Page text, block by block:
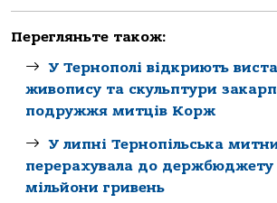
Перегляньте також:
У Тернополі відкриють
живопису та скульптури
подружжя митців Корж
У липні Тернопільська
перерахувала до держбюджету
мільйони гривень